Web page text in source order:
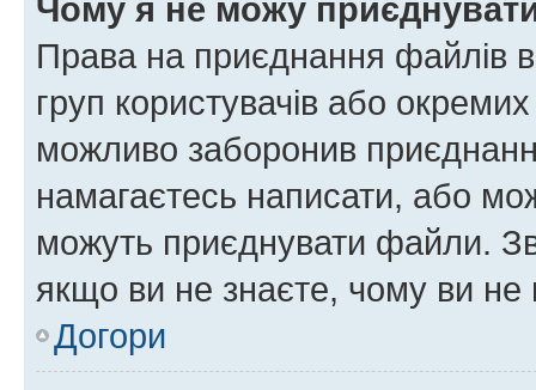
Чому я не можу
Права на приєднання файлів
груп користувачів або
можливо заборонив
намагаєтесь написати, або
можуть приєднувати файли.
якщо ви не знаєте, чому ви
Догори